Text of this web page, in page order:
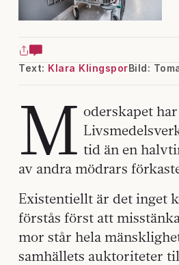
Text: Klara KlingsporBild:
M oderskapet
tid än en
av andra mödrars
Existentiellt är det inget
förstås först att
mor står hela
samhällets auktoriteter